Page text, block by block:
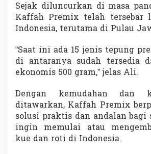
Sejak diluncurkan di masa
Kaffah Premix telah tersebar
Indonesia, terutama di Pulau
“Saat ini ada 15 jenis tepung
di antaranya sudah tersedia
ekonomis 500 gram,” jelas Ali.
Dengan kemudahan dan
ditawarkan, Kaffah Premix
solusi praktis dan andalan bagi
ingin memulai atau
kue dan roti di Indonesia.